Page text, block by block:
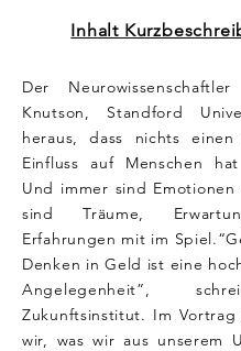
Inhalt
Der
Knutson, Standford
heraus, dass nichts
Einfluss auf Menschen
Und immer sind
sind Träume,
Erfahrungen mit im
Denken in Geld ist eine
Angelegenheit”,
Zukunftsinstitut. Im Vortrag
wir, was wir aus unserem